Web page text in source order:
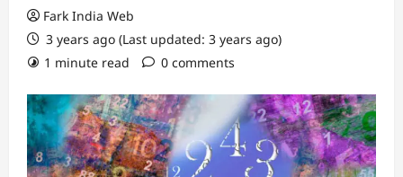
Fark India Web
3 years ago (Last updated: 3 years ago)
1 minute read
0 comments